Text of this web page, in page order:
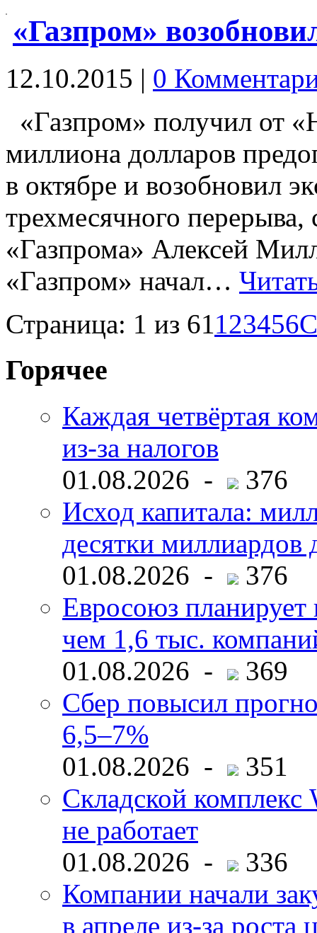
«Газпром»
12.10.2015 | 0
«Газпром» получил от
миллиона долларов
в октябре и возобновил
трехмесячного
«Газпрома» Алексей
«Газпром» начал…
Страница: 1 из 61123456
Горячее
Каждая четвёртая
из-за налогов
01.08.2026 -
376
Исход капитала:
десятки миллиардов
01.08.2026 -
376
Евросоюз планирует
чем 1,6 тыс.
01.08.2026 -
369
Сбер повысил
6,5–7%
01.08.2026 -
351
Складской комплекс
не работает
01.08.2026 -
336
Компании начали
в апреле из-за роста